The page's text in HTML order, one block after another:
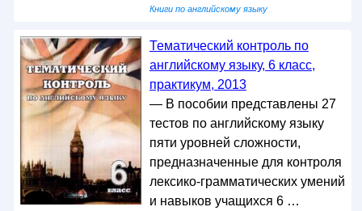
Книги по английскому языку
Тематический контроль по
английскому языку, 6 класс,
практикум, 2013
— В пособии представлены 27
тестов по английскому языку
пяти уровней сложности,
предназначенные для контроля
лексико-грамматических умений
и навыков учащихся 6 …